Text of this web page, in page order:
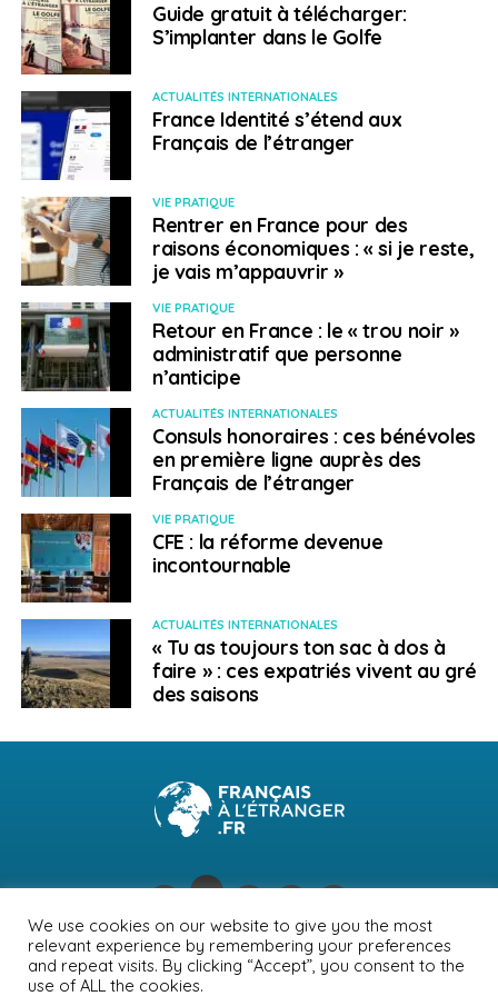
transport pouvant les desservir (métro, bus, gares
ferroviaires et routières).
Islande– Activité sismique et
volcanique dans la péninsule de
Reykjanes
L’éruption volcanique déclenchée le 8 février dans la
péninsule de Reykjanes est considérée comme
terminée par les services météorologiques islandais.
Pour autant, l’activité sismique reste significative, et les
spécialistes envisagent une prochaine nouvelle
éruption. La circulation dans la région fait toujours
l’objet de restrictions. Il convient donc de continuer à
éviter la zone concernée, et suivre rigoureusement les
recommandations et instructions des autorités
islandaises compétentes, consultables sur les sites
Les voyageurs sont invités à faire preuve de la plus
grande prudence, éviter la région, et suivre
rigoureusement les recommandations et instructions
des autorités islandaises compétentes, consultables
sur les sites Internet suivants :
Safe Travel
Protection Civile
Il est fortement recommandé aux Français en
déplacement en Islande de s‘inscrire sur :
Guide gratuit à télécharger:
S’implanter dans le Golfe
ACTUALITÉS INTERNATIONALES
France Identité s’étend aux
Français de l’étranger
VIE PRATIQUE
Rentrer en France pour des
raisons économiques : « si je reste,
je vais m’appauvrir »
VIE PRATIQUE
Retour en France : le « trou noir »
administratif que personne
n’anticipe
ACTUALITÉS INTERNATIONALES
Consuls honoraires : ces bénévoles
en première ligne auprès des
Français de l’étranger
VIE PRATIQUE
CFE : la réforme devenue
incontournable
ACTUALITÉS INTERNATIONALES
« Tu as toujours ton sac à dos à
faire » : ces expatriés vivent au gré
des saisons
NEWSLETTER PUBLICITÉ CONTACTS
MENTIONS LÉGALES
POLITIQUE DE CONFIDENTIALITÉ
We use cookies on our website to give you the most
relevant experience by remembering your preferences
and repeat visits. By clicking “Accept”, you consent to the
use of ALL the cookies.